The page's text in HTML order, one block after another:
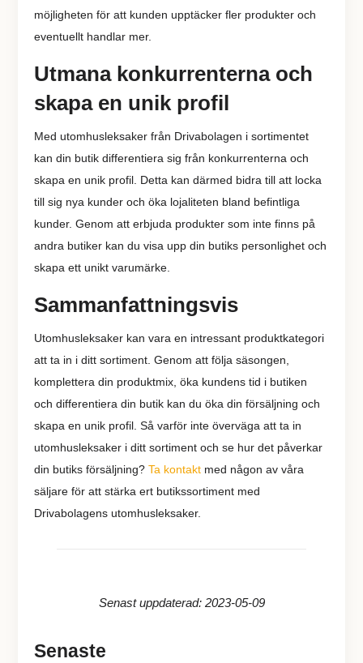
möjligheten för att kunden upptäcker fler produkter och
eventuellt handlar mer.
Utmana konkurrenterna och
skapa en unik profil
Med utomhusleksaker från Drivabolagen i sortimentet
kan din butik differentiera sig från konkurrenterna och
skapa en unik profil. Detta kan därmed bidra till att locka
till sig nya kunder och öka lojaliteten bland befintliga
kunder. Genom att erbjuda produkter som inte finns på
andra butiker kan du visa upp din butiks personlighet och
skapa ett unikt varumärke.
Sammanfattningsvis
Utomhusleksaker kan vara en intressant produktkategori
att ta in i ditt sortiment. Genom att följa säsongen,
komplettera din produktmix, öka kundens tid i butiken
och differentiera din butik kan du öka din försäljning och
skapa en unik profil. Så varför inte överväga att ta in
utomhusleksaker i ditt sortiment och se hur det påverkar
din butiks försäljning?Ta kontakt med någon av våra
säljare för att stärka ert butikssortiment med
Drivabolagens utomhusleksaker.
Senast uppdaterad: 2023-05-09
Senaste